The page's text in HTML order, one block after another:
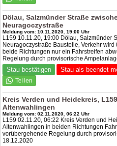
Dölau, Salzmünder Straße
Neuragoczystraße
Meldung vom: 10.11.2020, 19:00 Uhr
L159 10.11.20, 19:00 Dölau, Salzmünder
Neuragoczystraße Baustelle, Verkehr
beide Richtungen nur ein Fahrstreifen
Regelung durch provisorische
Stau bestätigen Stau als beendet
Kreis Verden und Heidekreis,
Altenwahlingen
Meldung vom: 02.11.2020, 06:22 Uhr
L159 02.11.20, 06:22 Kreis Verden und
Altenwahlingen in beiden Richtungen
vorübergehende Regelung durch
18.12.2020